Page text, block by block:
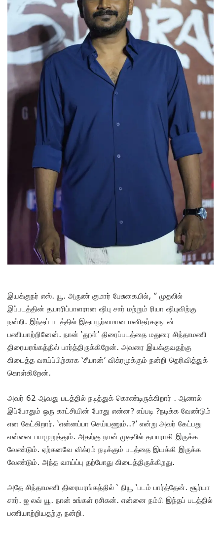
இயக்குநர் எஸ். யூ. அருண் குமார் பேசுகையில், ” முதலில்
இப்படத்தின் தயாரிப்பாளரான ஷிபு சார் மற்றும் ரியா ஷிபுவிற்கு
நன்றி. இந்தப் படத்தில் இதயபூர்வமான மனிதர்களுடன்
பணியாற்றினேன். நான் ‘தூள்’ திரைப்படத்தை மதுரை சிந்தாமணி
திரையரங்கத்தில் பார்த்திருக்கிறேன். அவரை இயக்குவதற்கு
கிடைத்த வாய்ப்பிற்காக ‘சீயான்’ விக்ரமுக்கும் நன்றி தெரிவித்துக்
கொள்கிறேன்.
அவர் 62 ஆவது படத்தில் நடித்துக் கொண்டிருக்கிறார் . ஆனால்
இப்போதும் ஒரு காட்சியின் போது என்ன? எப்படி ?நடிக்க வேண்டும்
என கேட்கிறார். ‘என்னப்பா செய்யணும்..?’ என்று அவர் கேட்பது
என்னை பயமுறுத்தும். அதற்கு நான் முதலில் தயாராகி இருக்க
வேண்டும். ஏற்கனவே விக்ரம் நடிக்கும் படத்தை இயக்கி இருக்க
வேண்டும். அந்த வாய்ப்பு தற்போது கிடைத்திருக்கிறது.
அதே சிந்தாமணி திரையரங்கத்தில் ‘ நியூ ‘படம் பார்த்தேன். சூர்யா
சார். ஐ லவ் யூ. நான் உங்கள் ரசிகன். என்னை நம்பி இந்தப் படத்தில்
பணியாற்றியதற்கு நன்றி.